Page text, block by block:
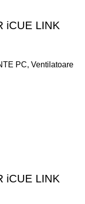
iCUE LINK
PC, Ventilatoare
iCUE LINK